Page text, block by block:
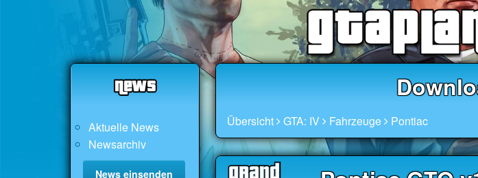
Aktuelle News
Newsarchiv
News einsenden
Übersicht GTA: IV Fahrzeuge Pontiac